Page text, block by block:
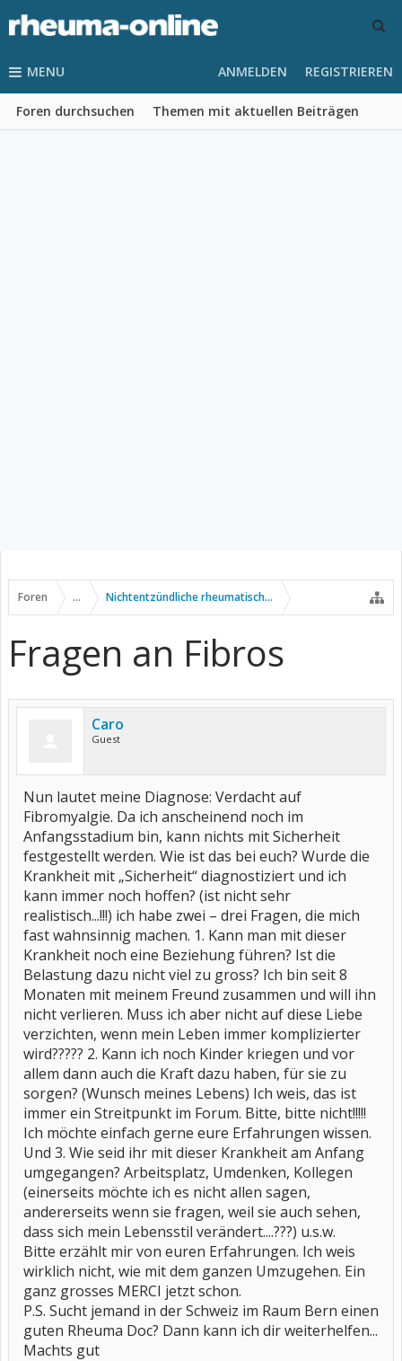
MENU
Foren durchsuchen Themen mit aktuellen Beiträgen
ANMELDEN REGISTRIEREN
Foren ... Nichtentzündliche rheumatische Erkrankungen
Fragen an Fibros
Caro
Guest
Nun lautet meine Diagnose: Verdacht auf
Fibromyalgie. Da ich anscheinend noch im
Anfangsstadium bin, kann nichts mit Sicherheit
festgestellt werden. Wie ist das bei euch? Wurde die
Krankheit mit „Sicherheit“ diagnostiziert und ich
kann immer noch hoffen? (ist nicht sehr
realistisch...!!!) ich habe zwei – drei Fragen, die mich
fast wahnsinnig machen. 1. Kann man mit dieser
Krankheit noch eine Beziehung führen? Ist die
Belastung dazu nicht viel zu gross? Ich bin seit 8
Monaten mit meinem Freund zusammen und will ihn
nicht verlieren. Muss ich aber nicht auf diese Liebe
verzichten, wenn mein Leben immer komplizierter
wird????? 2. Kann ich noch Kinder kriegen und vor
allem dann auch die Kraft dazu haben, für sie zu
sorgen? (Wunsch meines Lebens) Ich weis, das ist
immer ein Streitpunkt im Forum. Bitte, bitte nicht!!!!!
Ich möchte einfach gerne eure Erfahrungen wissen.
Und 3. Wie seid ihr mit dieser Krankheit am Anfang
umgegangen? Arbeitsplatz, Umdenken, Kollegen
(einerseits möchte ich es nicht allen sagen,
andererseits wenn sie fragen, weil sie auch sehen,
dass sich mein Lebensstil verändert....???) u.s.w.
Bitte erzählt mir von euren Erfahrungen. Ich weis
wirklich nicht, wie mit dem ganzen Umzugehen. Ein
ganz grosses MERCI jetzt schon.
P.S. Sucht jemand in der Schweiz im Raum Bern einen
guten Rheuma Doc? Dann kann ich dir weiterhelfen...
Machts gut